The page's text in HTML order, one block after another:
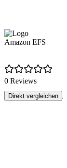
Amazon EFS
0 Reviews
Direkt vergleichen